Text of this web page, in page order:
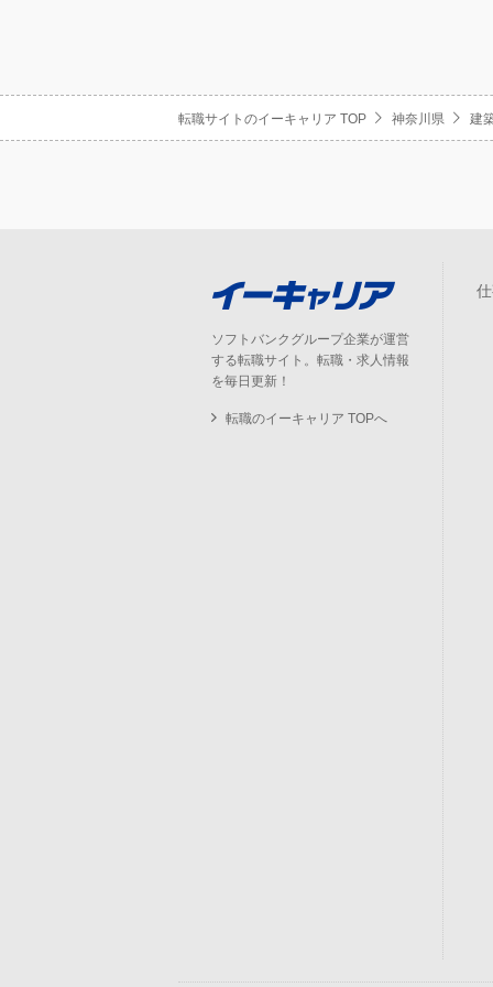
転職サイトのイーキャリア TOP 神奈川県 建
ソフトバンクグループ企業が運営
する転職サイト。転職・求人情報
を毎日更新！
転職のイーキャリア TOPへ